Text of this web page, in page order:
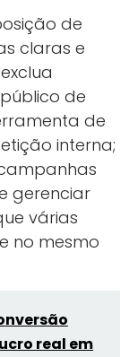
de
claras e
de
de
interna;
gerenciar
várias
no mesmo
real em